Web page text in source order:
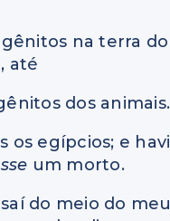
na terra do
até
dos animais.
os egípcios; e
um morto.
do meio do